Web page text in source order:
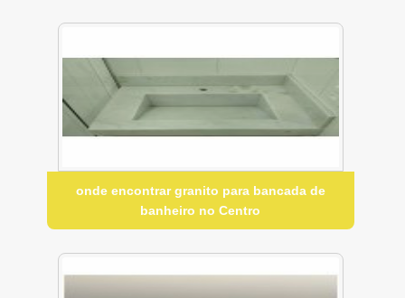
onde encontrar granito para bancada de
banheiro no Centro